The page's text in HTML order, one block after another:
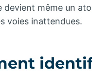
devient même un
voies inattendues.